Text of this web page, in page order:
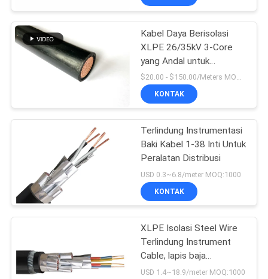
Kabel Daya Berisolasi
XLPE 26/35kV 3-Core
yang Andal untuk
Pasokan Energi Industri$20.00 - $150.00/Meters MOQ:500 Meter
KONTAK
Terlindung Instrumentasi
Baki Kabel 1-38 Inti Untuk
Peralatan Distribusi
USD 0.3~6.8/meter MOQ:1000
KONTAK
XLPE Isolasi Steel Wire
Terlindung Instrument
Cable, lapis baja
Instrument Kabel
USD 1.4~18.9/meter MOQ:1000